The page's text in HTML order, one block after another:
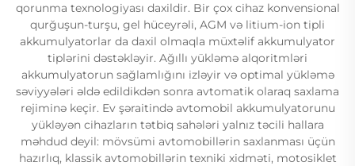
qorunma texnologiyası daxildir. Bir çox cihaz konvensional
qurğuşun-turşu, gel hüceyrəli, AGM və litium-ion tipli
akkumulyatorlar da daxil olmaqla müxtəlif akkumulyator
tiplərini dəstəkləyir. Ağıllı yükləmə alqoritmləri
akkumulyatorun sağlamlığını izləyir və optimal yükləmə
səviyyələri əldə edildikdən sonra avtomatik olaraq saxlama
rejiminə keçir. Ev şəraitində avtomobil akkumulyatorunu
yükləyən cihazların tətbiq sahələri yalnız təcili hallara
məhdud deyil: mövsümi avtomobillərin saxlanması üçün
hazırlıq, klassik avtomobillərin texniki xidməti, motosiklet